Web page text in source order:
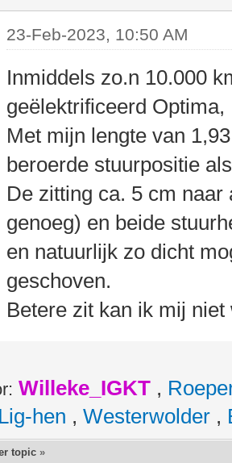
23-Feb-2023, 10:50 AM
Inmiddels zo.n 10.000
geëlektrificeerd Optima,
Met mijn lengte van
beroerde stuurpositie
De zitting ca. 5 cm
genoeg) en beide
en natuurlijk zo dicht
geschoven.
Betere zit kan ik mij niet
Willeke_IGKT ,
Lig-hen , Westerwolder ,
topic »